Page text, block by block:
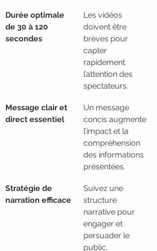
Durée optimale
de 30 à 120
secondes
Les vidéos
doivent être
brèves pour
capter
rapidement
l’attention des
spectateurs.
Message clair et
direct essentiel
Un message
concis augmente
l’impact et la
compréhension
des informations
présentées.
Stratégie de
narration efficace
Suivez une
structure
narrative pour
engager et
persuader le
public.